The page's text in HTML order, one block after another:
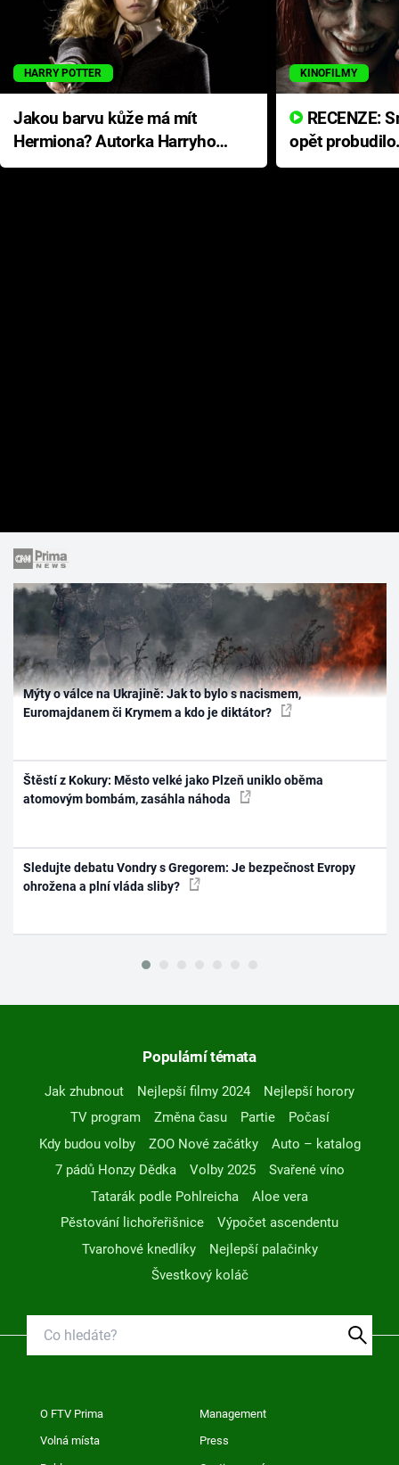
HARRY POTTER
Jakou barvu kůže má mít
Hermiona? Autorka Harryho
Pottera přišla s ráznou
KINOFILMY
opět
přichází s
Mýty o válce na Ukrajině: Jak to bylo s nacismem,
Euromajdanem či Krymem a kdo je diktátor?
Štěstí z Kokury: Město velké jako Plzeň uniklo oběma
atomovým bombám, zasáhla náhoda
Sledujte debatu Vondry s Gregorem: Je bezpečnost Evropy
ohrožena a plní vláda sliby?
Populární témata
Jak zhubnout Nejlepší filmy 2024
Nejlepší horory
TV program
Změna času Partie
Počasí
Kdy budou volby
ZOO Nové začátky
Auto – katalog
7 pádů Honzy Dědka
Volby 2025
Svařené víno
Tatarák podle Pohlreicha
Aloe vera
Pěstování lichořeřišnice
Výpočet ascendentu
Tvarohové knedlíky
Nejlepší palačinky
Švestkový koláč
O FTV Prima Management
Volná místa Press